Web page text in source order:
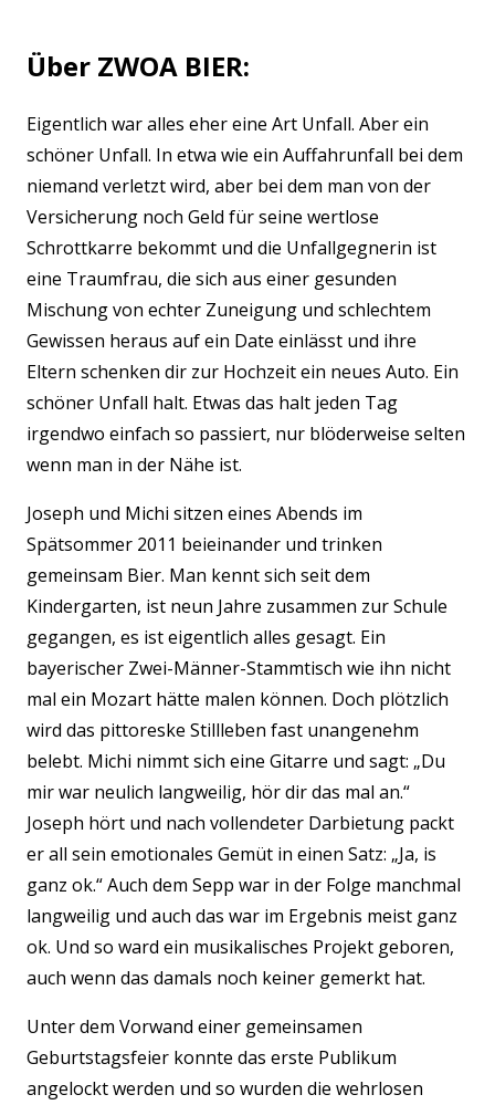
Über ZWOA BIER:
Eigentlich war alles eher eine Art Unfall. Aber ein
schöner Unfall. In etwa wie ein Auffahrunfall bei dem
niemand verletzt wird, aber bei dem man von der
Versicherung noch Geld für seine wertlose
Schrottkarre bekommt und die Unfallgegnerin ist
eine Traumfrau, die sich aus einer gesunden
Mischung von echter Zuneigung und schlechtem
Gewissen heraus auf ein Date einlässt und ihre
Eltern schenken dir zur Hochzeit ein neues Auto. Ein
schöner Unfall halt. Etwas das halt jeden Tag
irgendwo einfach so passiert, nur blöderweise selten
wenn man in der Nähe ist.
Joseph und Michi sitzen eines Abends im
Spätsommer 2011 beieinander und trinken
gemeinsam Bier. Man kennt sich seit dem
Kindergarten, ist neun Jahre zusammen zur Schule
gegangen, es ist eigentlich alles gesagt. Ein
bayerischer Zwei-Männer-Stammtisch wie ihn nicht
mal ein Mozart hätte malen können. Doch plötzlich
wird das pittoreske Stillleben fast unangenehm
belebt. Michi nimmt sich eine Gitarre und sagt: „Du
mir war neulich langweilig, hör dir das mal an.“
Joseph hört und nach vollendeter Darbietung packt
er all sein emotionales Gemüt in einen Satz: „Ja, is
ganz ok.“ Auch dem Sepp war in der Folge manchmal
langweilig und auch das war im Ergebnis meist ganz
ok. Und so ward ein musikalisches Projekt geboren,
auch wenn das damals noch keiner gemerkt hat.
Unter dem Vorwand einer gemeinsamen
Geburtstagsfeier konnte das erste Publikum
angelockt werden und so wurden die wehrlosen